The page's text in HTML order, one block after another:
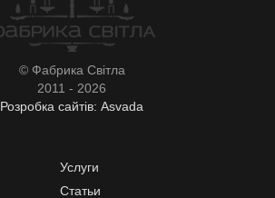
© Фабрика Світла
2011 - 2026
Розробка сайтів: Asvada
Услуги
Статьи